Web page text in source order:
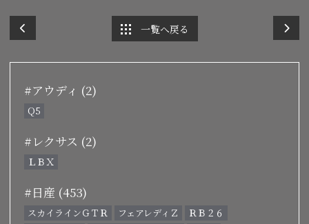
一覧へ戻る
#アウディ (2)
Q5
#レクサス (2)
ＬＢＸ
#日産 (453)
スカイラインＧＴＲ フェアレディＺ
ＲＢ２６